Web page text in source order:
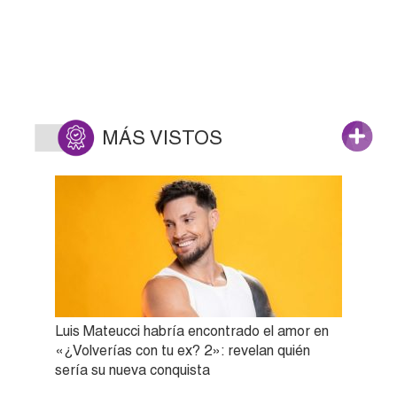
MÁS VISTOS
Luis Mateucci habría encontrado el amor en
«¿Volverías con tu ex? 2»: revelan quién
sería su nueva conquista